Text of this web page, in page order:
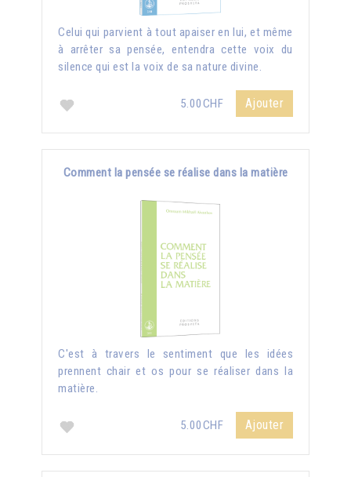
Celui qui parvient à tout apaiser en lui, et même
à arrêter sa pensée, entendra cette voix du
silence qui est la voix de sa nature divine.
5.00CHF Ajouter
Comment la pensée se réalise dans la matière
C'est à travers le sentiment que les idées
prennent chair et os pour se réaliser dans la
matière.
5.00CHF Ajouter